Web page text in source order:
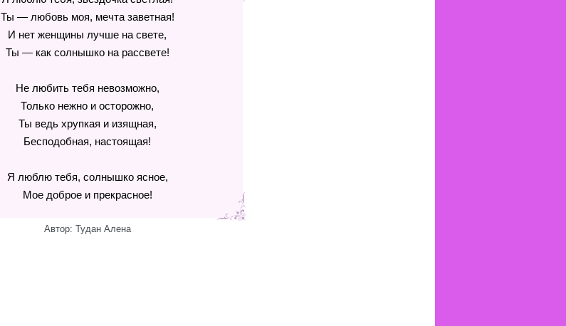
Ты — любовь моя, мечта заветная!
И нет женщины лучше на свете,
Ты — как солнышко на рассвете!
Не любить тебя невозможно,
Только нежно и осторожно,
Ты ведь хрупкая и изящная,
Бесподобная, настоящая!
Я люблю тебя, солнышко ясное,
Мое доброе и прекрасное!
Автор: Тудан Алена